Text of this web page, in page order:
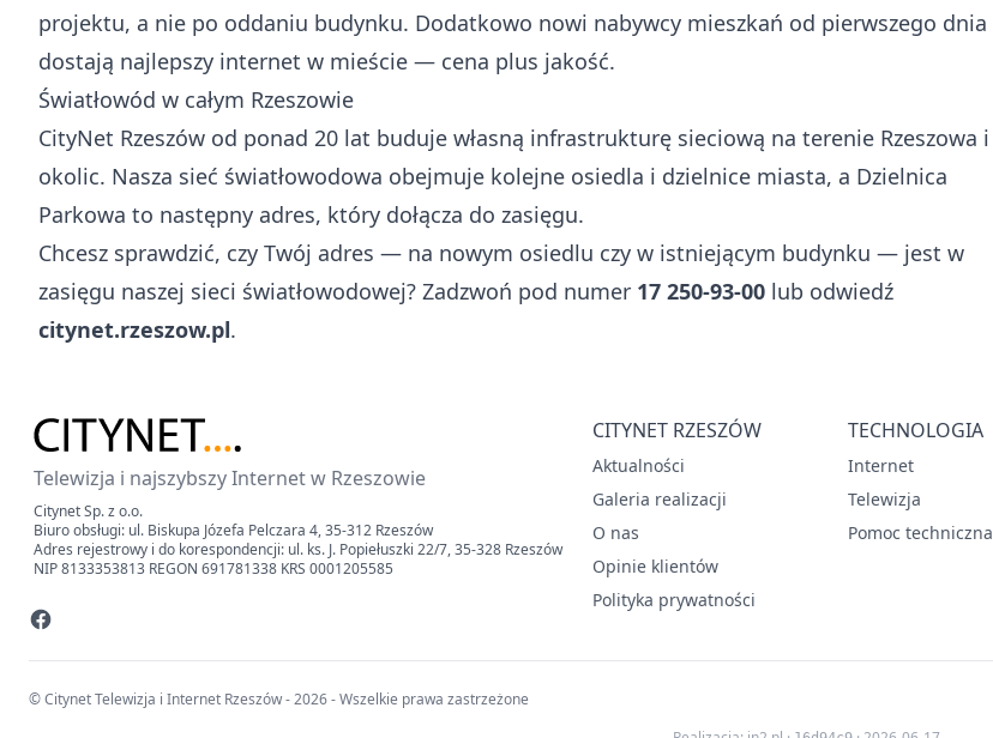
projektu, a nie po oddaniu budynku. Dodatkowo nowi nabywcy mieszkań od pierwszego dnia
dostają najlepszy internet w mieście — cena plus jakość.
Światłowód w całym Rzeszowie
CityNet Rzeszów od ponad 20 lat buduje własną infrastrukturę sieciową na terenie Rzeszowa i
okolic. Nasza sieć światłowodowa obejmuje kolejne osiedla i dzielnice miasta, a Dzielnica
Parkowa to następny adres, który dołącza do zasięgu.
Chcesz sprawdzić, czy Twój adres — na nowym osiedlu czy w istniejącym budynku — jest w
zasięgu naszej sieci światłowodowej? Zadzwoń pod numer 17 250-93-00 lub odwiedź
citynet.rzeszow.pl.
Telewizja i najszybszy Internet w Rzeszowie
Citynet Sp. z o.o.
Biuro obsługi: ul. Biskupa Józefa Pelczara 4, 35-312 Rzeszów
Adres rejestrowy i do korespondencji: ul. ks. J. Popiełuszki 22/7, 35-328 Rzeszów
NIP 8133353813 REGON 691781338 KRS 0001205585
CITYNET RZESZÓW
Aktualności
Galeria realizacji
O nas
Opinie klientów
Polityka prywatności
TECHNOLOGIA
Internet
Telewizja
Pomoc techniczna
© Citynet Telewizja i Internet Rzeszów - 2026 - Wszelkie prawa zastrzeżone